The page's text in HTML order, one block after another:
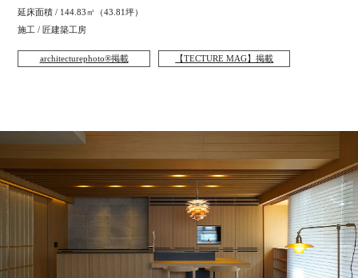
延床面積 / 144.83㎡（43.81坪）
施工 / 匠建築工房
architecturephoto®掲載 【TECTURE MAG】掲載